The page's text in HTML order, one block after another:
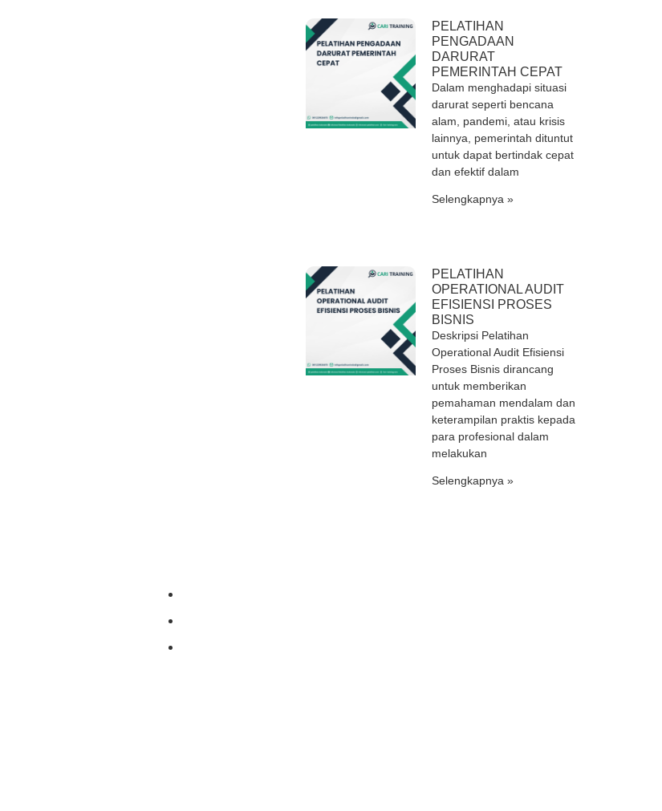
PELATIHAN
PENGADAAN
DARURAT
PEMERINTAH CEPAT
Dalam menghadapi situasi
darurat seperti bencana
alam, pandemi, atau krisis
lainnya, pemerintah dituntut
untuk dapat bertindak cepat
dan efektif dalam
Selengkapnya »
PELATIHAN
OPERATIONAL AUDIT
EFISIENSI PROSES
BISNIS
Deskripsi Pelatihan
Operational Audit Efisiensi
Proses Bisnis dirancang
untuk memberikan
pemahaman mendalam dan
keterampilan praktis kepada
para profesional dalam
melakukan
Selengkapnya »